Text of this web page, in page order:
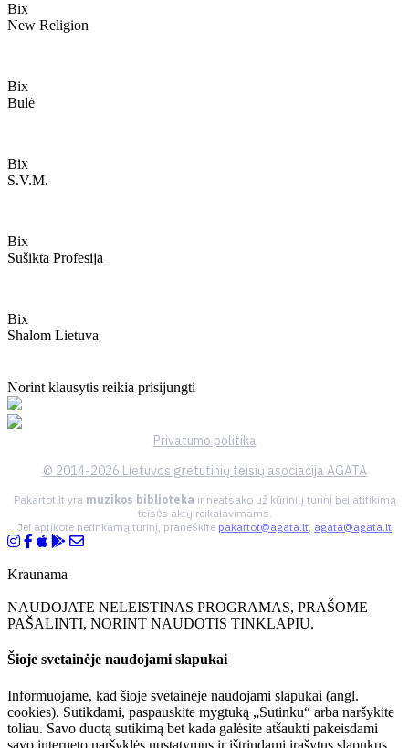
Bix
New Religion
Bix
Bulė
Bix
S.v.m.
Bix
Sušikta Profesija
Bix
Shalom Lietuva
Norint klausytis reikia prisijungti
Privatumo politika
© 2014-2026 Lietuvos gretutinių teisių asociacija AGATA
Pakartot.lt yra muzikos biblioteka ir neatsako už kūrinių turinį bei atitikimą
teisės aktų reikalavimams.
Jei aptikote netinkamą turinį, praneškite pakartot@agata.lt, agata@agata.lt
Kraunama
NAUDOJATE NELEISTINAS PROGRAMAS, PRAŠOME
PAŠALINTI, NORINT NAUDOTIS TINKLAPIU.
Šioje svetainėje naudojami slapukai
Informuojame, kad šioje svetainėje naudojami slapukai (angl.
cookies). Sutikdami, paspauskite mygtuką „Sutinku“ arba naršykite
toliau. Savo duotą sutikimą bet kada galėsite atšaukti pakeisdami
savo interneto naršyklės nustatymus ir ištrindami įrašytus slapukus.